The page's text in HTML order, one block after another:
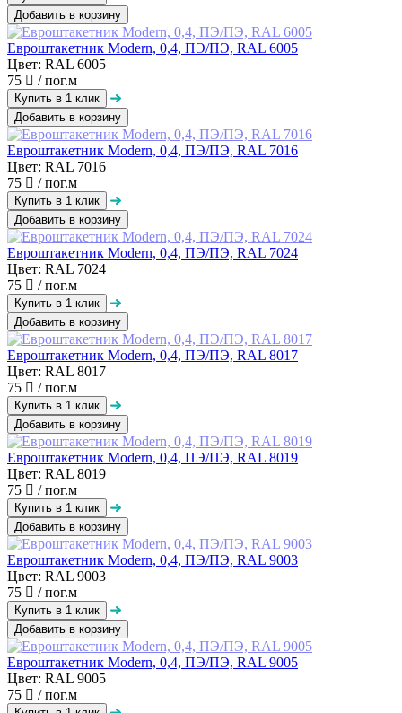
Добавить в корзину
Евроштакетник Modern, 0,4, ПЭ/ПЭ, RAL 6005
Цвет: RAL 6005
75
/ пог.м
Добавить в корзину
Евроштакетник Modern, 0,4, ПЭ/ПЭ, RAL 7016
Цвет: RAL 7016
75
/ пог.м
Добавить в корзину
Евроштакетник Modern, 0,4, ПЭ/ПЭ, RAL 7024
Цвет: RAL 7024
75
/ пог.м
Добавить в корзину
Евроштакетник Modern, 0,4, ПЭ/ПЭ, RAL 8017
Цвет: RAL 8017
75
/ пог.м
Добавить в корзину
Евроштакетник Modern, 0,4, ПЭ/ПЭ, RAL 8019
Цвет: RAL 8019
75
/ пог.м
Добавить в корзину
Евроштакетник Modern, 0,4, ПЭ/ПЭ, RAL 9003
Цвет: RAL 9003
75
/ пог.м
Добавить в корзину
Евроштакетник Modern, 0,4, ПЭ/ПЭ, RAL 9005
Цвет: RAL 9005
75
/ пог.м